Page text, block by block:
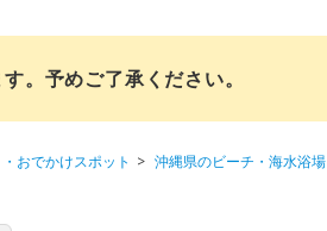
。予めご了承ください。
おでかけスポット
沖縄県のビーチ・海水浴場